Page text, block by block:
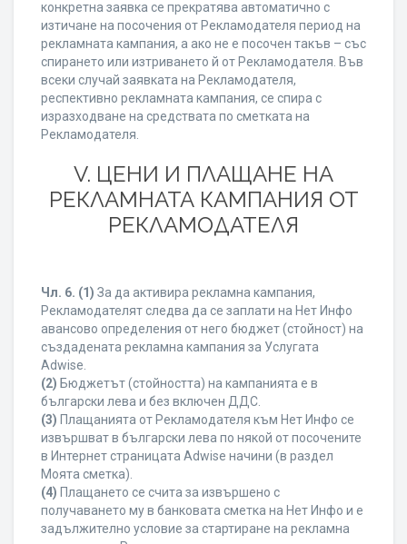
конкретна заявка се прекратява автоматично с
изтичане на посочения от Рекламодателя период на
рекламната кампания, а ако не е посочен такъв – със
спирането или изтриването й от Рекламодателя. Във
всеки случай заявката на Рекламодателя,
респективно рекламната кампания, се спира с
изразходване на средствата по сметката на
Рекламодателя.
V. ЦЕНИ И ПЛАЩАНЕ НА
РЕКЛАМНАТА КАМПАНИЯ ОТ
РЕКЛАМОДАТЕЛЯ
Чл. 6. (1) За да активира рекламна кампания,
Рекламодателят следва да се заплати на Нет Инфо
авансово определения от него бюджет (стойност) на
създадената рекламна кампания за Услугата
Adwise.
(2) Бюджетът (стойността) на кампанията е в
български лева и без включен ДДС.
(3) Плащанията от Рекламодателя към Нет Инфо се
извършват в български лева по някой от посочените
в Интернет страницата Adwise начини (в раздел
Моята сметка).
(4) Плащането се счита за извършено с
получаването му в банковата сметка на Нет Инфо и е
задължително условие за стартиране на рекламна